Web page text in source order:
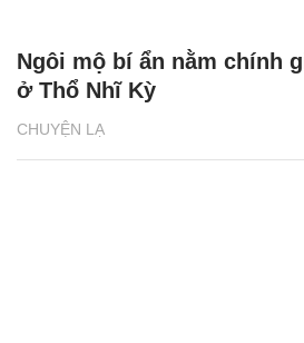
CHUYỆN LẠ
Ngôi mộ bí ẩn nằm chính
ở Thổ Nhĩ Kỳ